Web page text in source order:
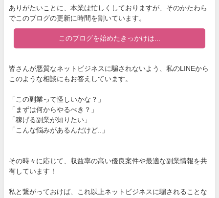
ありがたいことに、本業は忙しくしておりますが、そのかたわら
でこのブログの更新に時間を割いています。
このブログを始めたきっかけは...
皆さんが悪質なネットビジネスに騙されないよう、私のLINEから
このような相談にもお答えしています。
「この副業って怪しいかな？」
「まずは何からやるべき？」
「稼げる副業が知りたい」
「こんな悩みがあるんだけど..」
その時々に応じて、収益率の高い優良案件や最適な副業情報を共
有しています！
私と繋がっておけば、これ以上ネットビジネスに騙されることな